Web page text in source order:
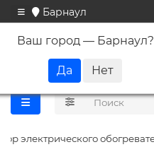
Барнаул
Ваш город — Барнаул?
электрического